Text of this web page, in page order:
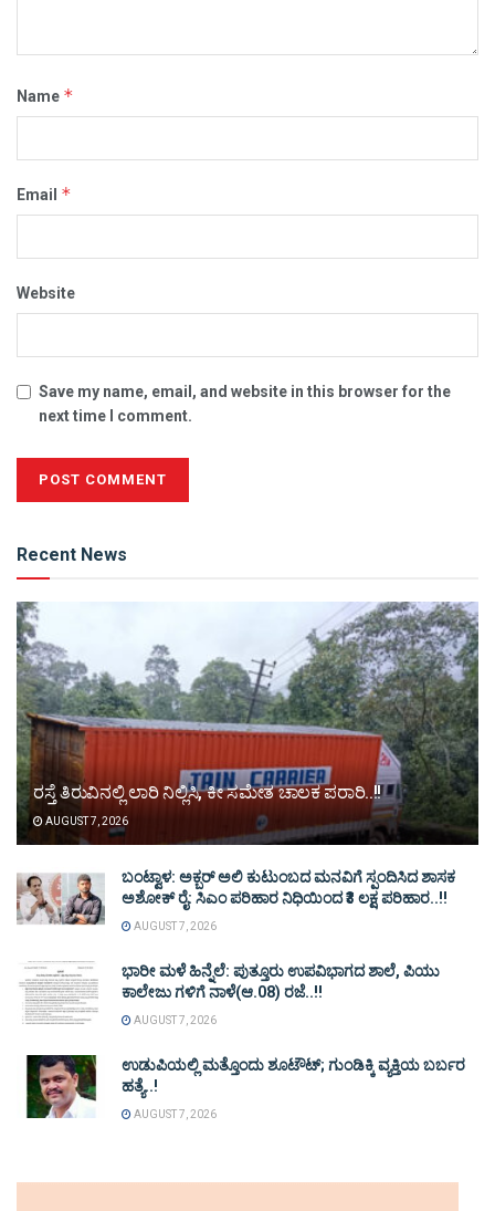
Name *
Email *
Website
Save my name, email, and website in this browser for the
next time I comment.
Recent News
ರಸ್ತೆ ತಿರುವಿನಲ್ಲಿ ಲಾರಿ ನಿಲ್ಲಿಸಿ, ಕೀ ಸಮೇತ ಚಾಲಕ ಪರಾರಿ..!!
AUGUST 7, 2026
ಬಂಟ್ವಾಳ: ಅಕ್ಬರ್ ಅಲಿ ಕುಟುಂಬದ ಮನವಿಗೆ ಸ್ಪಂದಿಸಿದ ಶಾಸಕ
ಅಶೋಕ್ ರೈ: ಸಿಎಂ ಪರಿಹಾರ ನಿಧಿಯಿಂದ ₹3 ಲಕ್ಷ ಪರಿಹಾರ..!!
AUGUST 7, 2026
ಭಾರೀ ಮಳೆ ಹಿನ್ನೆಲೆ: ಪುತ್ತೂರು ಉಪವಿಭಾಗದ ಶಾಲೆ, ಪಿಯು
ಕಾಲೇಜು ಗಳಿಗೆ ನಾಳೆ(ಆ.08) ರಜೆ..!!
AUGUST 7, 2026
ಉಡುಪಿಯಲ್ಲಿ ಮತ್ತೊಂದು ಶೂಟೌಟ್‌; ಗುಂಡಿಕ್ಕಿ ವ್ಯಕ್ತಿಯ ಬರ್ಬರ
ಹತ್ಯೆ..!
AUGUST 7, 2026